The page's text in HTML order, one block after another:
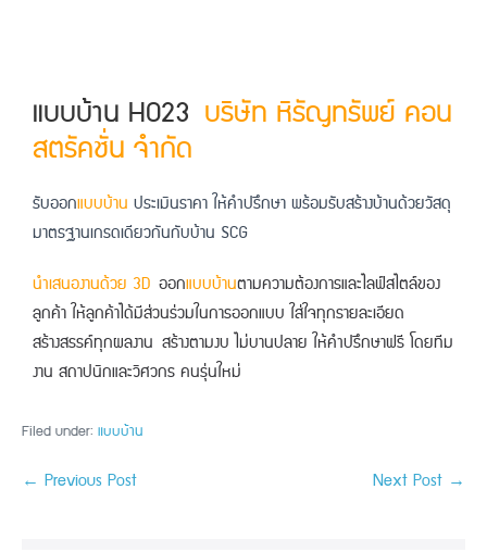
แบบบ้าน H023 บริษัท หิรัญทรัพย์ คอน
สตรัคชั่น จำกัด​
รับออกแบบบ้าน ประเมินราคา ให้คำปรึกษา พร้อมรับสร้างบ้านด้วยวัสดุ
มาตรฐานเกรดเดียวกันกับบ้าน SCG
นำเสนองานด้วย 3D ออกแบบบ้านตามความต้องการและไลฟ์สไตล์ของ
ลูกค้า ให้ลูกค้าได้มีส่วนร่วมในการออกแบบ ใส่ใจทุกรายละเอียด
สร้างสรรค์ทุกผลงาน สร้างตามงบ ไม่บานปลาย ให้คำปรึกษาฟรี โดยทีม
งาน สถาปนิกและวิศวกร คนรุ่นใหม่
Filed under: แบบบ้าน
← Previous Post Next Post →